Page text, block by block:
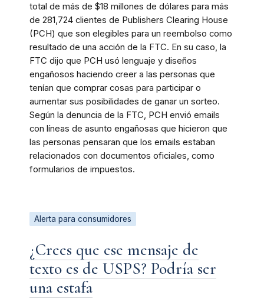
total de más de $18 millones de dólares para más
de 281,724 clientes de Publishers Clearing House
(PCH) que son elegibles para un reembolso como
resultado de una acción de la FTC. En su caso, la
FTC dijo que PCH usó lenguaje y diseños
engañosos haciendo creer a las personas que
tenían que comprar cosas para participar o
aumentar sus posibilidades de ganar un sorteo.
Según la denuncia de la FTC, PCH envió emails
con líneas de asunto engañosas que hicieron que
las personas pensaran que los emails estaban
relacionados con documentos oficiales, como
formularios de impuestos.
Alerta para consumidores
¿Crees que ese mensaje de
texto es de USPS? Podría ser
una estafa